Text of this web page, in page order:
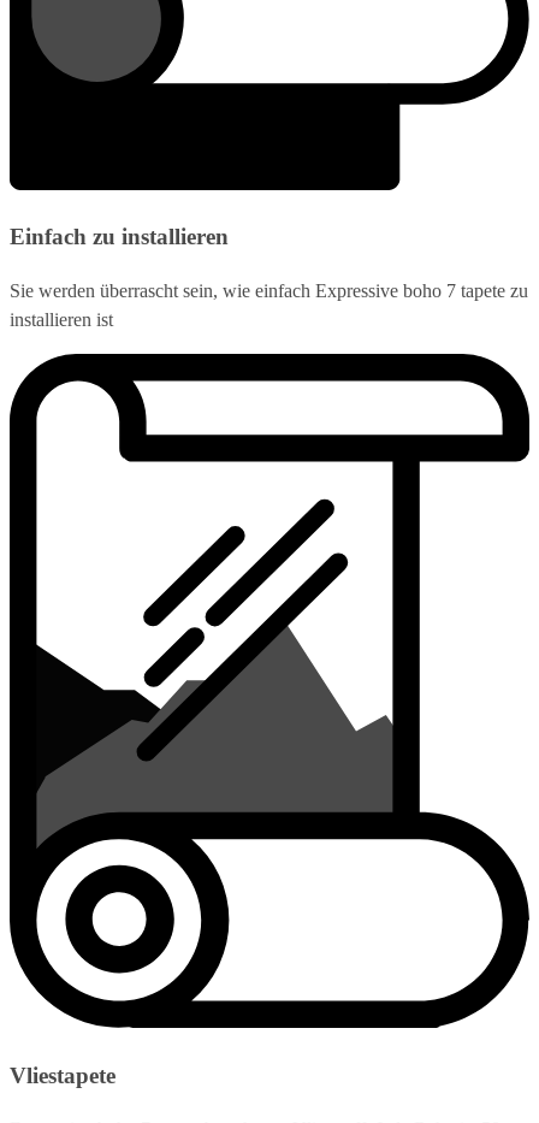
Einfach zu installieren
Sie werden überrascht sein, wie einfach Expressive boho 7 tapete zu
installieren ist
Vliestapete